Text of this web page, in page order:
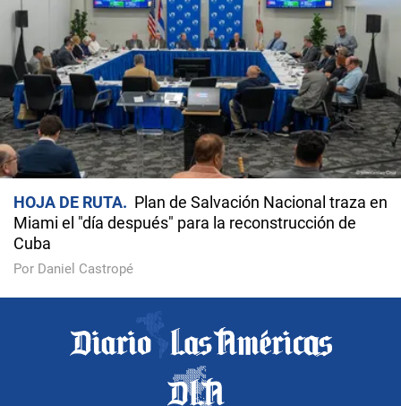
HOJA DE RUTA
Plan de Salvación Nacional traza en
Miami el "día después" para la reconstrucción de
Cuba
Por Daniel Castropé